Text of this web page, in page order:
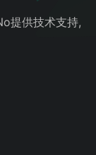
提供技术支持,